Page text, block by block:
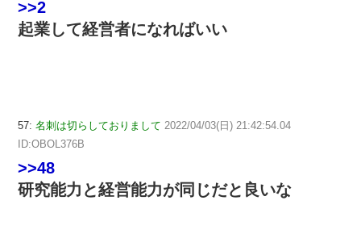
>>2
起業して経営者になればいい
57: 名刺は切らしておりまして 2022/04/03(日) 21:42:54.04
ID:OBOL376B
>>48
研究能力と経営能力が同じだと良いな